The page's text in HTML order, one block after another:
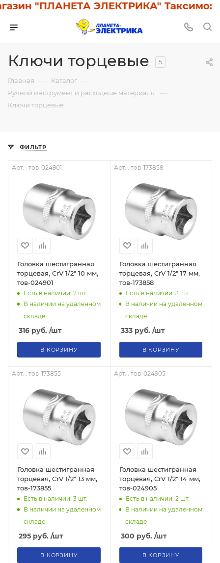
"ПЛАНЕТА ЭЛЕКТРИКА" Таксимо:
Ключи торцевые 5
Главная — Каталог —
Ручной инструмент и расходные материалы —
Ключи торцевые
ФИЛЬТР
Арт. : тов-024901
Головка шестигранная
торцевая, CrV 1/2" 10 мм,
тов-024901
Есть в наличии: 2 шт.
В наличии на удаленном
складе
316 руб. /шт
В КОРЗИНУ
Арт. : тов-173858
Головка шестигранная
торцевая, CrV 1/2" 17 мм,
тов-173858
Есть в наличии: 3шт.
В наличии на удаленном
складе
333руб. /шт
В КОРЗИНУ
Арт. : тов-173855
Головка шестигранная
торцевая, CrV 1/2" 13 мм,
тов-173855
Есть в наличии: 3 шт.
В наличии на удаленном
складе
295 руб. /шт
В КОРЗИНУ
Арт. : тов-024905
Головка шестигранная
торцевая, CrV 1/2" 14 мм,
тов-024905
Есть в наличии: 2шт.
В наличии на удаленном
складе
300 руб. /шт
В КОРЗИНУ